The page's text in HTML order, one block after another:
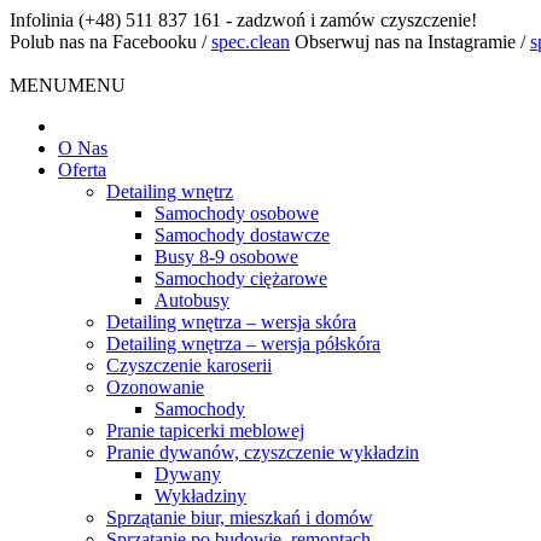
Infolinia (+48) 511 837 161 - zadzwoń i zamów czyszczenie!
Polub nas na Facebooku /spec.clean Obserwuj nas na Instagramie /
MENUMENU
O Nas
Oferta
Detailing wnętrz
Samochody osobowe
Samochody dostawcze
Busy 8-9 osobowe
Samochody ciężarowe
Autobusy
Detailing wnętrza – wersja skóra
Detailing wnętrza – wersja półskóra
Czyszczenie karoserii
Ozonowanie
Samochody
Pranie tapicerki meblowej
Pranie dywanów, czyszczenie wykładzin
Dywany
Wykładziny
Sprzątanie biur, mieszkań i domów